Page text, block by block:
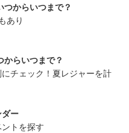
からいつまで？
あり
からいつまで？
チェック！夏レジャーを計
ー
トを探す